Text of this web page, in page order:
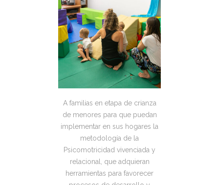
A familias en etapa de crianza
de menores para que puedan
implementar en sus hogares la
metodología de la
Psicomotricidad vivenciada y
relacional, que adquieran
herramientas para favorecer